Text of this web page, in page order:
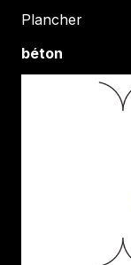
Plancher
béton